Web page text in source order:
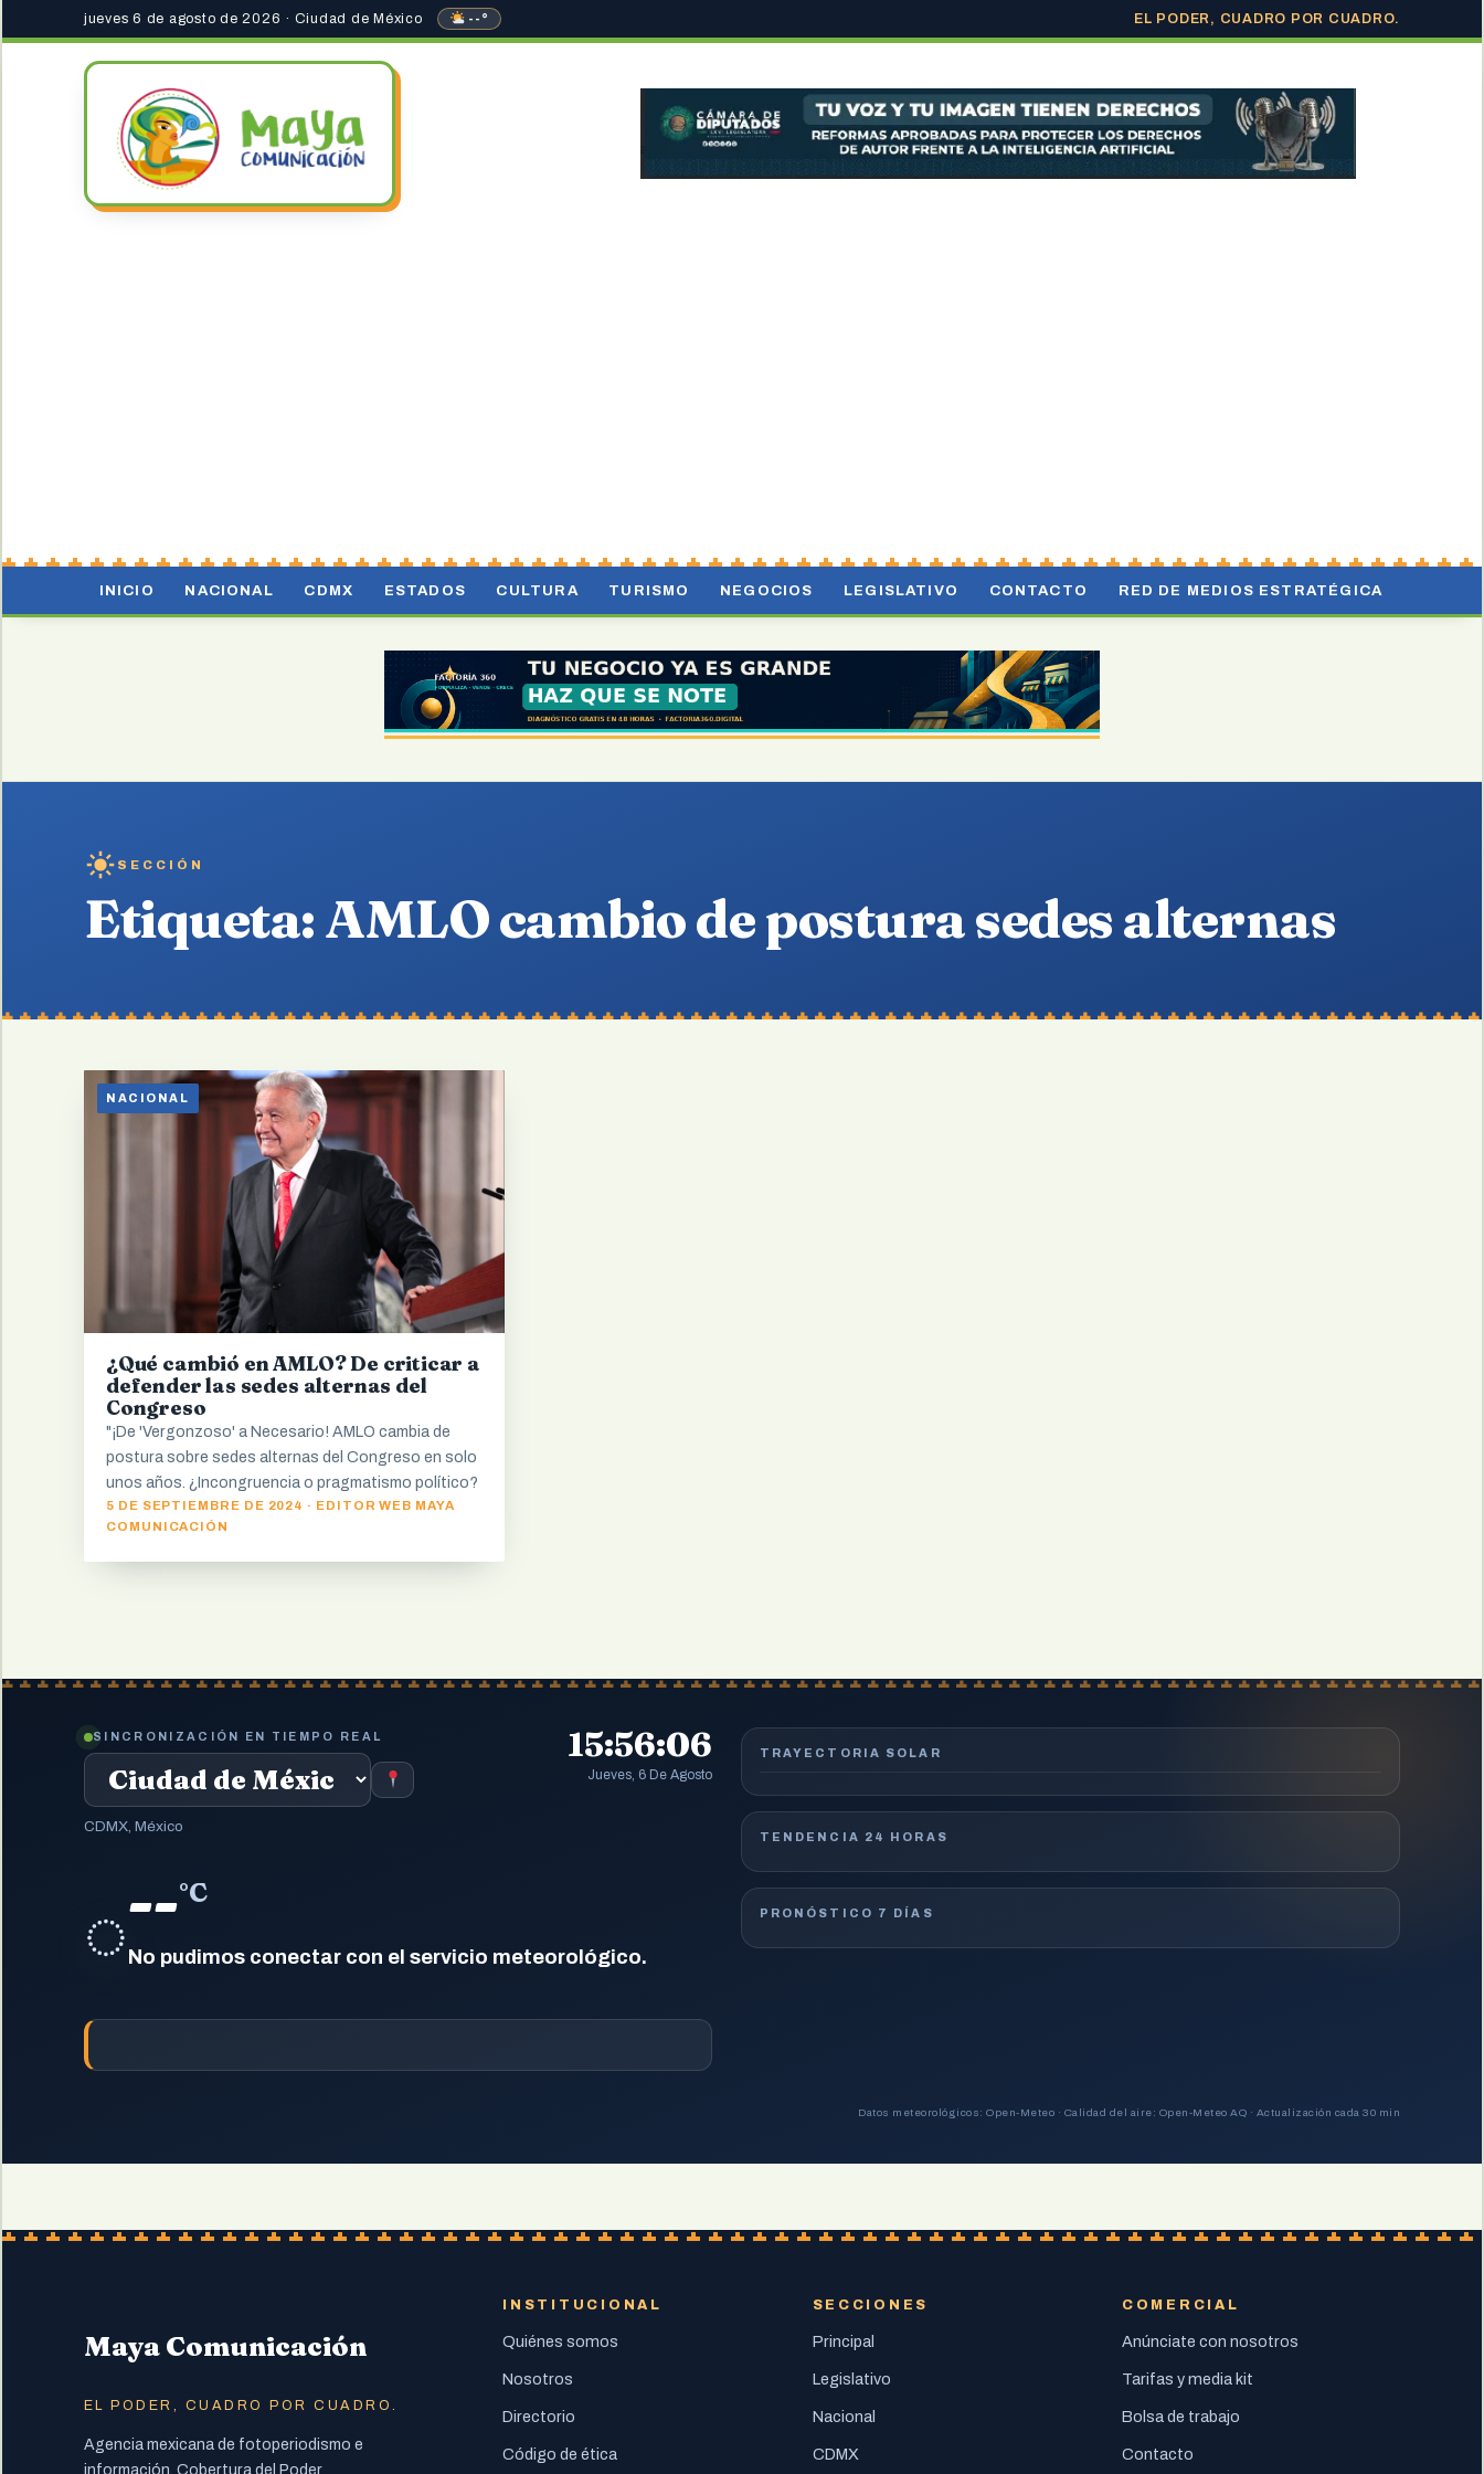
jueves 6 de agosto de 2026 · Ciudad de México --° EL PODER, CUADRO POR CUADRO.
INICIO NACIONAL CDMX ESTADOS CULTURA TURISMO NEGOCIOS LEGISLATIVO CONTACTO RED DE MEDIOS ESTRATÉGICA
SECCIÓN
Etiqueta:AMLO cambio de postura sedes alternas
NACIONAL
¿Qué cambió en AMLO? De criticar a
defender las sedes alternas del
Congreso
"¡De 'Vergonzoso' a Necesario! AMLO cambia de
postura sobre sedes alternas del Congreso en solo
unos años. ¿Incongruencia o pragmatismo político?
5 DE SEPTIEMBRE DE 2024 · EDITOR WEB MAYA
COMUNICACIÓN
SINCRONIZACIÓN EN TIEMPO REAL
CDMX, México
15:56:06
Jueves, 6 De Agosto
◌--°C
No pudimos conectar con el servicio meteorológico.
TRAYECTORIA SOLAR
TENDENCIA 24 HORAS
PRONÓSTICO 7 DÍAS
Datos meteorológicos: Open-Meteo · Calidad del aire: Open-Meteo AQ · Actualización cada 30 min
Maya Comunicación
EL PODER, CUADRO POR CUADRO.
Agencia mexicana de fotoperiodismo e
información. Cobertura del Poder
INSTITUCIONAL
Quiénes somos
Nosotros
Directorio
Código de ética
SECCIONES
Principal
Legislativo
Nacional
CDMX
COMERCIAL
Anúnciate con nosotros
Tarifas y media kit
Bolsa de trabajo
Contacto